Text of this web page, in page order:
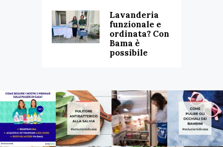
Lavanderia
funzionale e
ordinata? Con
Bama è
possibile